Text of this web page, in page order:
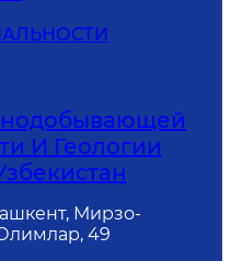
И Геологии
Мирзо-
49